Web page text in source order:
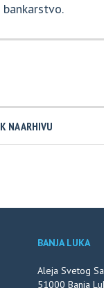
NA ARHIVU
BANJA LUKA
Aleja Svetog
51000 Banja